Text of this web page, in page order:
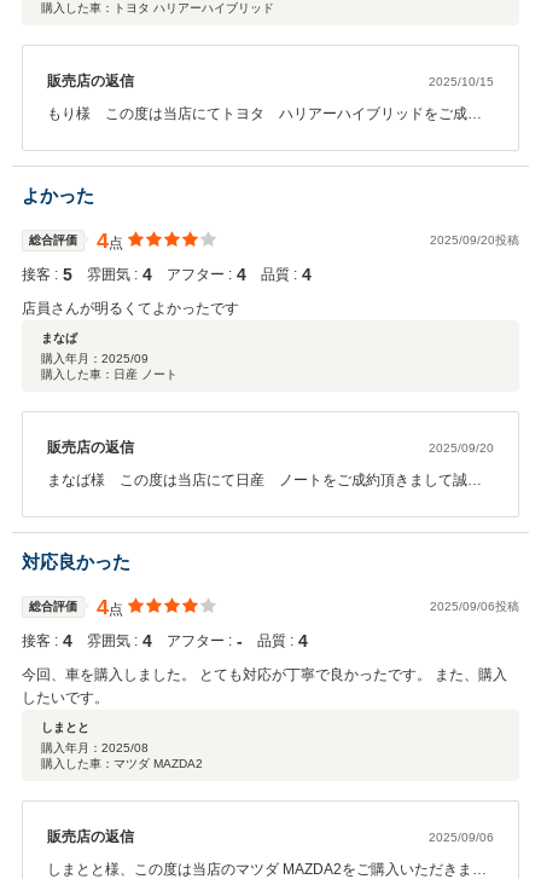
購入した車：トヨタ ハリアーハイブリッド
販売店の返信 2025/10/15
もり様 この度は当店にてトヨタ ハリアーハイブリッドをご成約
宜しくお願いいたします(*^-^*)
よかった
総合評価 4点 2025/09/20投稿
接客 : 5 雰囲気 : 4 アフター : 4 品質 : 4
店員さんが明るくてよかったです
まなば
購入年月： 2025/09
購入した車：日産 ノート
販売店の返信 2025/09/20
まなば様 この度は当店にて日産 ノートをご成約頂きまして誠に
^*)これからも是非カーセブン恵庭店をご利用いただけましたら幸い
でございます。
対応良かった
総合評価 4点 2025/09/06投稿
接客 : 4 雰囲気 : 4 アフター : ‐ 品質 : 4
今回、車を購入しました。 とても対応が丁寧で良かったです。 また、購入
したいです。
しまとと
購入年月： 2025/08
購入した車：マツダ MAZDA2
販売店の返信 2025/09/06
しまとと様、この度は当店のマツダ MAZDA2をご購入いただきまし